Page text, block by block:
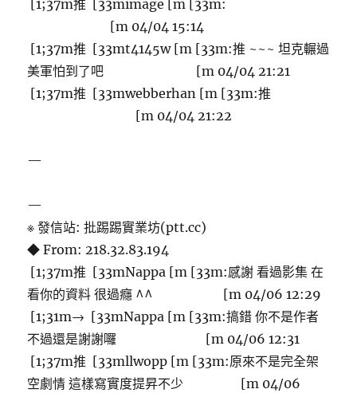
[1;37m推 [33mimage [m [33m:
[m 04/04 15:14
[1;37m推 [33mt4145w [m [33m:推 ~~~ 坦克輾過
美軍怕到了吧 [m 04/04 21:21
[1;37m推 [33mwebberhan [m [33m:推
[m 04/04 21:22
—
—
※ 發信站: 批踢踢實業坊(ptt.cc)
◆ From: 218.32.83.194
[1;37m推 [33mNappa [m [33m:感謝 看過影集 在
看你的資料 很過癮 ^^ [m 04/06 12:29
[1;31m→ [33mNappa [m [33m:搞錯 你不是作者
不過還是謝謝囉 [m 04/06 12:31
[1;37m推 [33mllwopp [m [33m:原來不是完全架
空劇情 這樣寫實度提昇不少 [m 04/06